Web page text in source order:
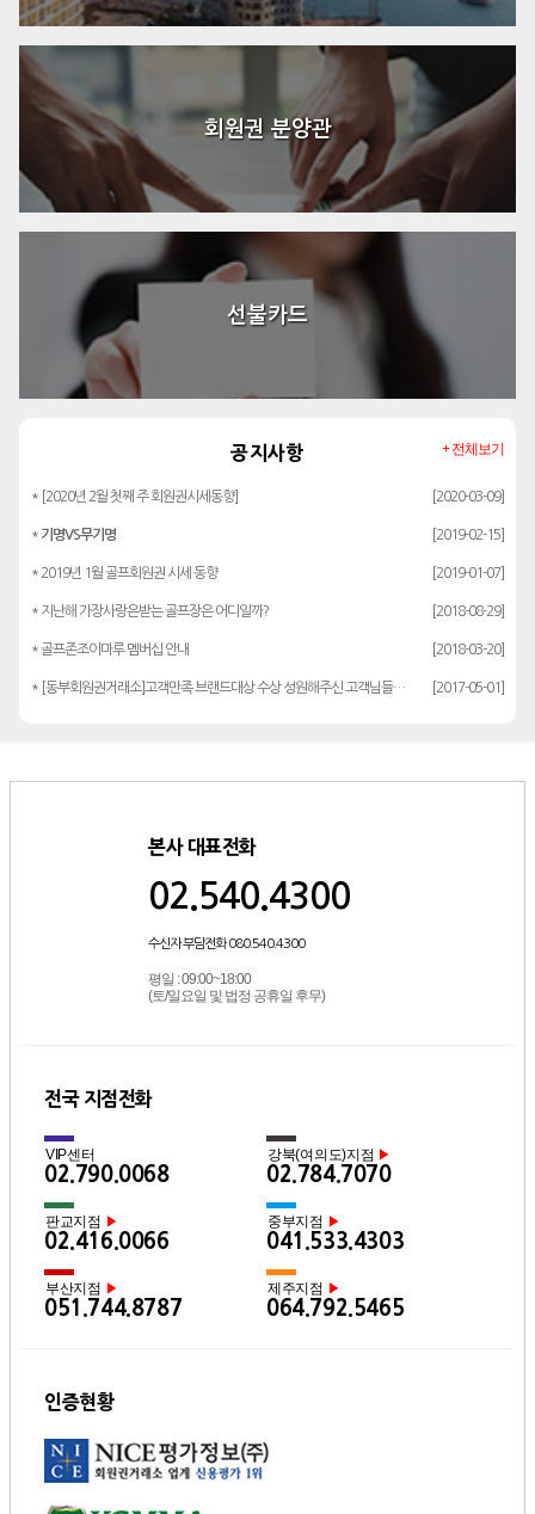
회원권 분양관
선불카드
공지사항
* [2020년 2월 첫째 주 회원권시세동향] [2020-03-09]
* 기명VS무기명 [2019-02-15]
* 2019년 1월 골프회원권 시세 동향 [2019-01-07]
* 지난해 가장사랑은받는 골프장은 어디일까? [2018-08-29]
* 골프존조이마루 멤버십 안내 [2018-03-20]
* [동부회원권거래소]고객만족 브랜드대상 수상 성원해주신 고객님들께 감사드립… [2017-05-01]
+ 전체보기
본사 대표전화
02.540.4300
수신자 부담전화 080.540.4300
평일 : 09:00~18:00
(토/일요일 및 법정 공휴일 후무)
전국 지점전화
VIP센터
02.790.0068
강북(여의도)지점 ▶
02.784.7070
판교지점 ▶
02.416.0066
중부지점 ▶
041.533.4303
부산지점 ▶
051.744.8787
제주지점 ▶
064.792.5465
인증현황